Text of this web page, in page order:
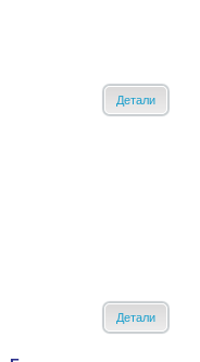
Детали
Детали